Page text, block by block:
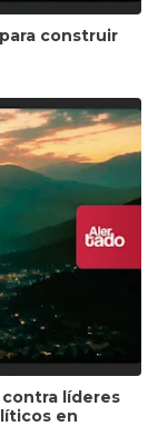
construir
líderes
en